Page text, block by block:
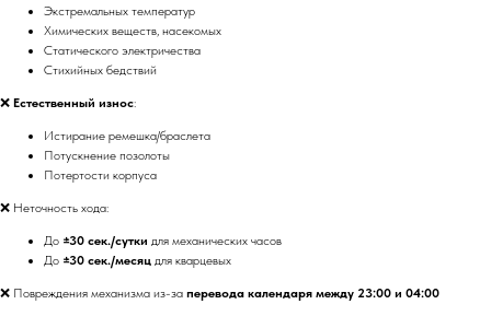
Экстремальных температур
Химических веществ, насекомых
Статического электричества
Стихийных бедствий
❌ Естественный износ:
Истирание ремешка/браслета
Потускнение позолоты
Потертости корпуса
❌ Неточность хода:
До ±30 сек./сутки для механических часов
До ±30 сек./месяц для кварцевых
❌ Повреждения механизма из-за перевода календаря между 23:00 и 04:00